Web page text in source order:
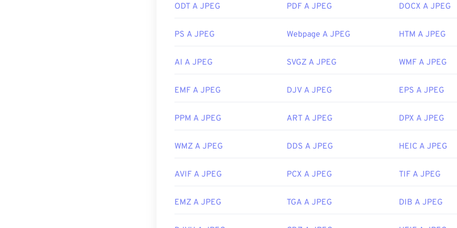
visualizzatore di immagini, nell'editor di immagini o nel browser web
mouse e selezionare "Apri con" per effettuare la selezione.
applicazioni Microsoft come
Microsoft Fotoe sulle applicazioni Mac OS come
Link utili:
https://www.lifewire.com/jpg-jpeg-file-4139913
ODT A JPEG PDF A JPEG DOCX A JPEG
PS A JPEG Webpage A JPEG HTM A JPEG
AI A JPEG SVGZ A JPEG WMF A JPEG
EMF A JPEG DJV A JPEG EPS A JPEG
PPM A JPEG ART A JPEG DPX A JPEG
WMZ A JPEG DDS A JPEG HEIC A JPEG
AVIF A JPEG PCX A JPEG TIF A JPEG
EMZ A JPEG TGA A JPEG DIB A JPEG